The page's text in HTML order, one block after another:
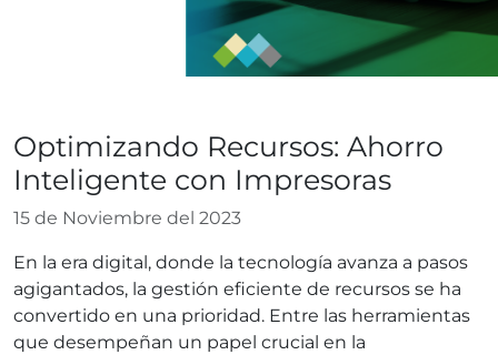
Optimizando Recursos: Ahorro
Inteligente con Impresoras
15 de Noviembre del 2023
En la era digital, donde la tecnología avanza a pasos
agigantados, la gestión eficiente de recursos se ha
convertido en una prioridad. Entre las herramientas
que desempeñan un papel crucial en la